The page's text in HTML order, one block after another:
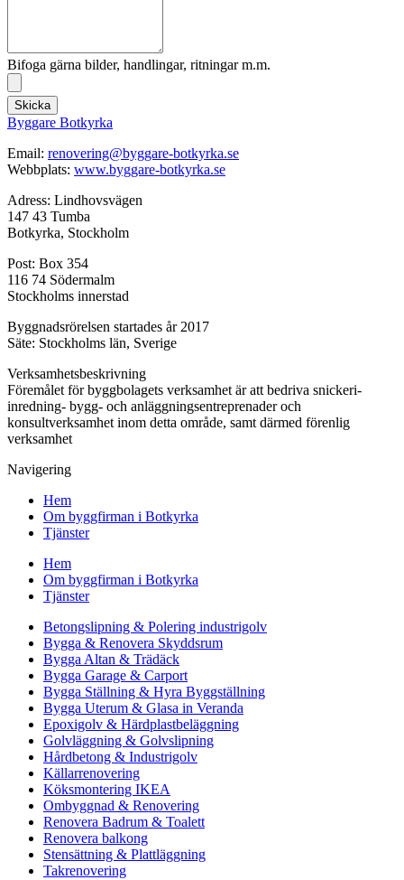
Bifoga gärna bilder, handlingar, ritningar m.m.
Skicka
Byggare Botkyrka
Email: renovering@byggare-botkyrka.se
Webbplats: www.byggare-botkyrka.se
Adress: Lindhovsvägen
147 43 Tumba
Botkyrka, Stockholm
Post: Box 354
116 74 Södermalm
Stockholms innerstad
Byggnadsrörelsen startades år 2017
Säte: Stockholms län, Sverige
Verksamhetsbeskrivning
Föremålet för byggbolagets verksamhet är att bedriva snickeri-
inredning- bygg- och anläggningsentreprenader och
konsultverksamhet inom detta område, samt därmed förenlig
verksamhet
Navigering
Hem
Om byggfirman i Botkyrka
Tjänster
Hem
Om byggfirman i Botkyrka
Tjänster
Betongslipning & Polering industrigolv
Bygga & Renovera Skyddsrum
Bygga Altan & Trädäck
Bygga Garage & Carport
Bygga Ställning & Hyra Byggställning
Bygga Uterum & Glasa in Veranda
Epoxigolv & Härdplastbeläggning
Golvläggning & Golvslipning
Hårdbetong & Industrigolv
Källarrenovering
Köksmontering IKEA
Ombyggnad & Renovering
Renovera Badrum & Toalett
Renovera balkong
Stensättning & Plattläggning
Takrenovering